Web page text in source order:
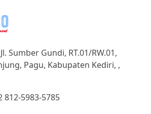
Jl. Sumber Gundi, RT.01/RW.01,
Pagu, Kabupaten Kediri, ,
812-5983-5785